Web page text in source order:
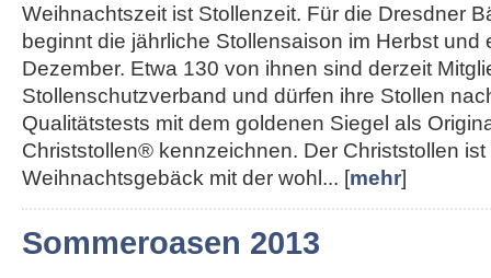
Weihnachtszeit ist Stollenzeit. Für die Dresdner
beginnt die jährliche Stollensaison im Herbst und
Dezember. Etwa 130 von ihnen sind derzeit
Stollenschutzverband und dürfen ihre Stollen
Qualitätstests mit dem goldenen Siegel als
Christstollen® kennzeichnen. Der Christstollen ist
Weihnachtsgebäck mit der wohl... [mehr]
Sommeroasen 2013